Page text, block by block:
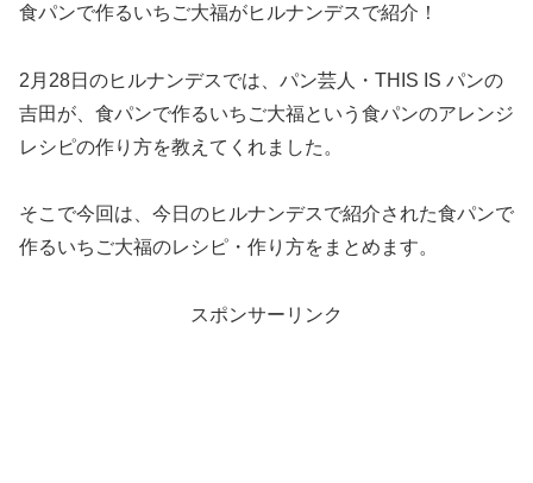
食パンで作るいちご大福がヒルナンデスで紹介！
2月28日のヒルナンデスでは、パン芸人・THIS IS パンの
吉田が、食パンで作るいちご大福という食パンのアレンジ
レシピの作り方を教えてくれました。
そこで今回は、今日のヒルナンデスで紹介された食パンで
作るいちご大福のレシピ・作り方をまとめます。
スポンサーリンク